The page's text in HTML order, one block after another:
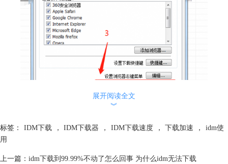
启动idm后，通过工具栏内【选项——常规设置——设置浏览器下载浮动
条】路径打开编辑按钮，便可对浮动条抓取的文件格式进行编辑。
2.添加文件格式
展开阅读全文
︾
标签： IDM下载 ， IDM下载器 ， IDM下载速度 ， 下载加速 ，
idm使
用
上一篇： idm下载到99.99%不动了怎么回事 为什么idm无法下载